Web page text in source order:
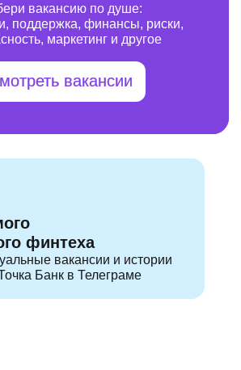
вакансию по душе:
поддержка, финансы, риски,
маркетинг и другое
вакансии
финтеха
вакансии и истории
Банк в Телеграме